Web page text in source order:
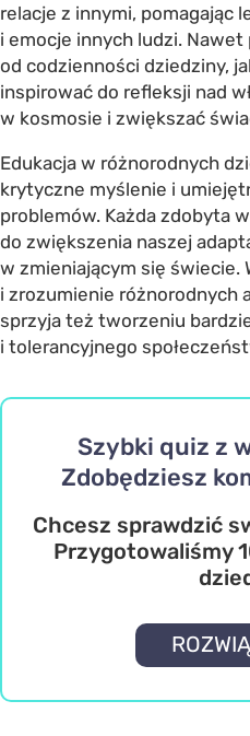
relacje z innymi, pomagając
i emocje innych ludzi. Nawet
od codzienności dziedziny,
inspirować do refleksji nad
w kosmosie i zwiększać
Edukacja w różnorodnych
krytyczne myślenie i
problemów. Każda zdobyta
do zwiększenia naszej
w zmieniającym się świecie.
i zrozumienie różnorodnych
sprzyja też tworzeniu
i tolerancyjnego
Szybki quiz z
Zdobędziesz
Chcesz sprawdzić
Przygotowaliśmy